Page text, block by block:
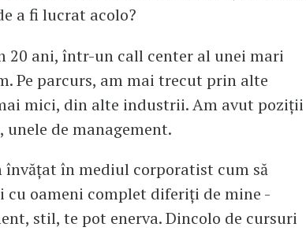
a fi lucrat acolo?
20 ani, într-un call center al unei mari
Pe parcurs, am mai trecut prin alte
mici, din alte industrii. Am avut poziții
unele de management.
învățat în mediul corporatist cum să
cu oameni complet diferiți de mine -
stil, te pot enerva. Dincolo de cursuri